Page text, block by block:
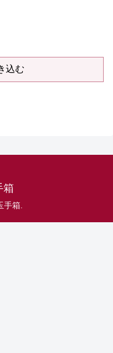
込む
箱
手箱.